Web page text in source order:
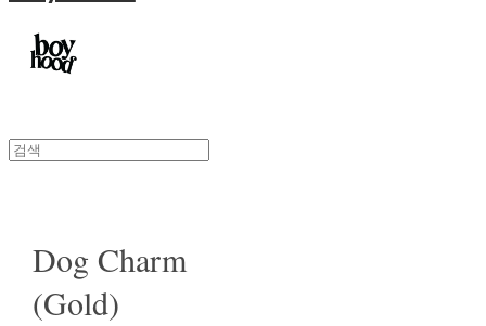
Dog Charm
(Gold)